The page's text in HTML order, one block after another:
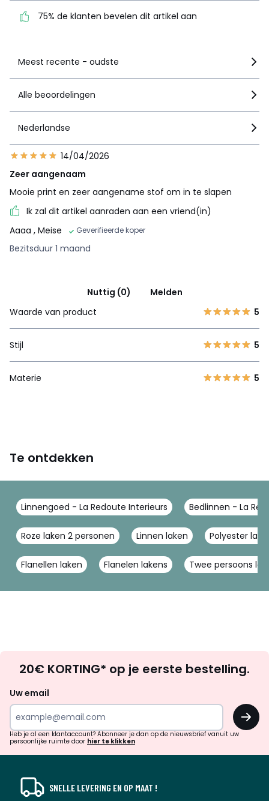
75% de klanten bevelen dit artikel aan
Meest recente - oudste
Alle beoordelingen
Nederlandse
14/04/2026
Zeer aangenaam
Mooie print en zeer aangename stof om in te slapen
Ik zal dit artikel aanraden aan een vriend(in)
Aaaa , Meise Geverifieerde koper
Bezitsduur 1 maand
Nuttig (0)
Melden
Waarde van product
5
Stijl 5
Materie 5
Te ontdekken
Linnengoed - La Redoute Interieurs Bedlinnen - La
Roze laken 2 personen Linnen laken Polyester
Flanellen laken Flanelen lakens Twee persoons
zoek
inspiratie
verrassingen?
20€ KORTING* op je eerste bestelling.
Uw email
OK
Heb je al een klantaccount? Abonneer je dan op de nieuwsbrief vanuit uw
persoonlijke ruimte door hier te klikken
SNELLE LEVERING EN OP MAAT !